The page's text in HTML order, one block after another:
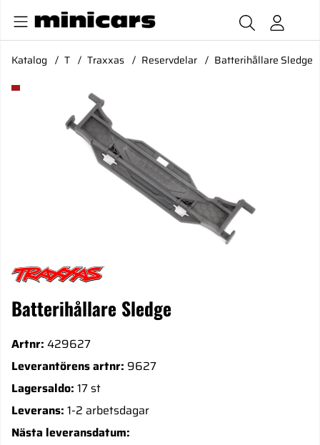
Katalog T Traxxas Reservdelar Batterihållare Sledge
Produktbilder Batterihållare Sledge
Batterihållare Sledge
Artnr: 429627
Leverantörens artnr: 9627
Lagersaldo: 17 st
Leverans: 1-2 arbetsdagar
Nästa leveransdatum: